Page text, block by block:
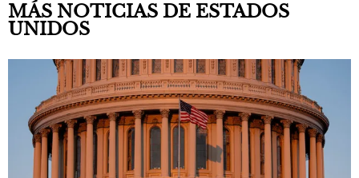
MÁS NOTICIAS DE ESTADOS
UNIDOS